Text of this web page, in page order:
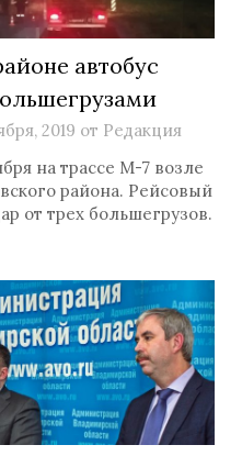
автобус
2019 от Редакция
на трассе М-7 возле
района. Рейсовый
от трех большегрузов.